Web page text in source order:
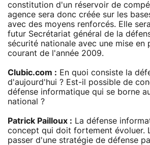
constitution d'un réservoir de
agence sera donc créée sur les
avec des moyens renforcés. Elle
futur Secrétariat général de la
sécurité nationale avec une mise en
courant de l'année 2009.
Clubic.com : En quoi consiste la
d'aujourd'hui ? Est-il possible de
défense informatique qui se borne
national ?
Patrick Pailloux : La défense
concept qui doit fortement évoluer.
passer d'une stratégie de défense